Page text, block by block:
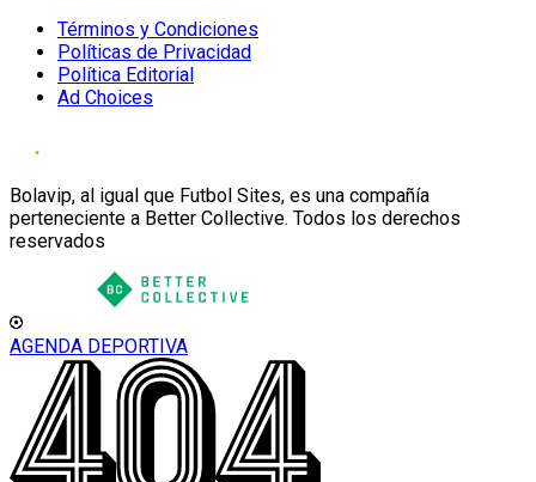
Términos y Condiciones
Políticas de Privacidad
Política Editorial
Ad Choices
Bolavip, al igual que Futbol Sites, es una compañía
perteneciente a Better Collective. Todos los derechos
reservados
AGENDA DEPORTIVA